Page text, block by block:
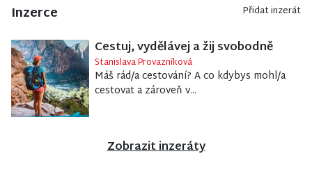
Inzerce Přidat inzerát
Cestuj, vydělávej a žij svobodně
Stanislava Provazníková
Máš rád/a cestování? A co kdybys mohl/a
cestovat a zároveň v...
Zobrazit inzeráty